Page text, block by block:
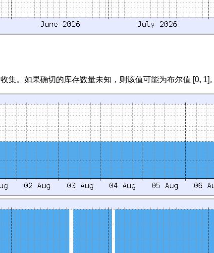
集。如果确切的库存数量未知，则该值可能为布尔值 [0, 1]。